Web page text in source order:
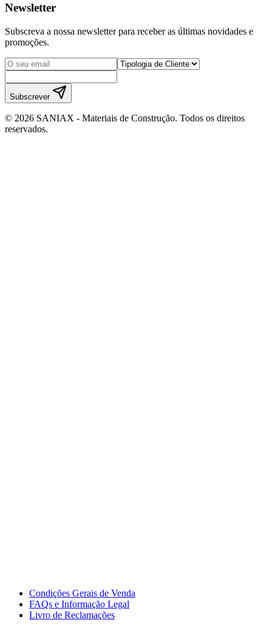
Newsletter
Subscreva a nossa newsletter para receber as últimas novidades e
promoções.
Subscrever
© 2026 SANIAX - Materiais de Construção. Todos os direitos
reservados.
Condições Gerais de Venda
FAQs e Informação Legal
Livro de Reclamações